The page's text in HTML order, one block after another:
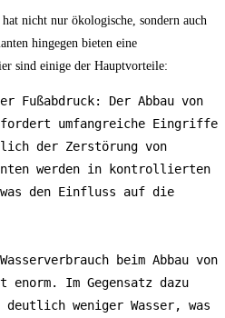
nicht nur ökologische, sondern auch
hingegen bieten eine
sind einige der Hauptvorteile:
Fußabdruck: Der Abbau von
umfangreiche Eingriffe
der Zerstörung von
werden in kontrollierten
den Einfluss auf die
beim Abbau von
Im Gegensatz dazu
deutlich weniger Wasser, was